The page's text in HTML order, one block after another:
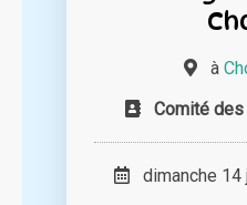
à
Comité
dimanche 14